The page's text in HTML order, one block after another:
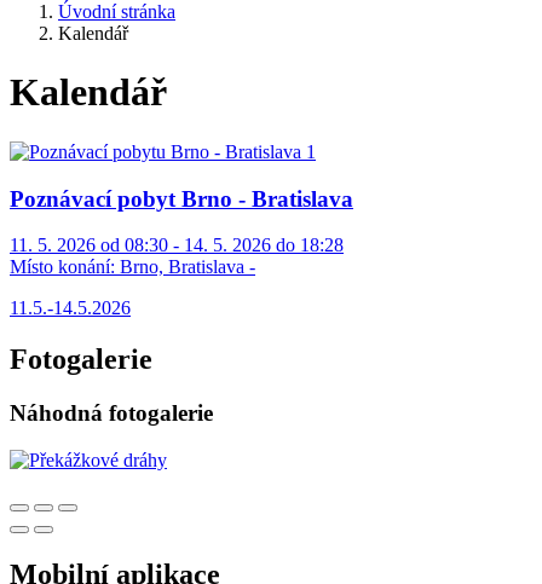
Úvodní stránka
Kalendář
Kalendář
Poznávací pobyt Brno - Bratislava
11. 5. 2026 od 08:30 - 14. 5. 2026 do 18:28
Místo konání: Brno, Bratislava -
11.5.-14.5.2026
Fotogalerie
Náhodná fotogalerie
Mobilní aplikace